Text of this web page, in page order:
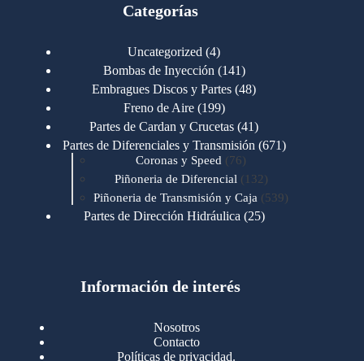
Categorías
Uncategorized 44
productos
Bombas de Inyección 141141
productos
Embragues Discos y Partes 4848
Freno de Aire 199199
productos
Partes de Cardan y Crucetas 4141
productos
Partes de Diferenciales y Transmisión 671671
Coronas y Speed 7676
productos
Piñoneria de Diferencial 132 132
productos
Piñoneria de Transmisión y Caja 539539
Partes de Dirección Hidráulica 2525
Motores Cummins 723
Cummins B/C 855
Cummins ISF
Información de interés
Nosotros
Contacto
Políticas de privacidad.